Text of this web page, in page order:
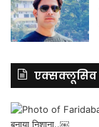
एक्सक्लूसिव